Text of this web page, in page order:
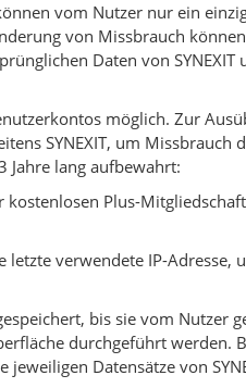
vom Nutzer nur ein
von Missbrauch
Daten von
möglich. Zur
SYNEXIT, um Missbrauch
Jahre lang aufbewahrt:
Plus-
letzte verwendete IP-Adresse,
bis sie vom Nutzer
durchgeführt werden.
Datensätze von